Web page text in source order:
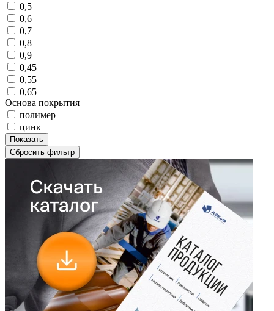
0,5
0,6
0,7
0,8
0,9
0,45
0,55
0,65
Основа покрытия
полимер
цинк